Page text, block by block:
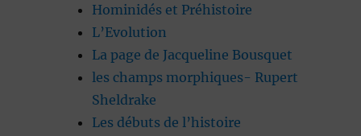
Hominidés et Préhistoire
L’Evolution
La page de Jacqueline Bousquet
les champs morphiques- Rupert
Sheldrake
Les débuts de l’histoire